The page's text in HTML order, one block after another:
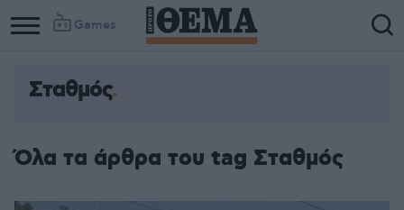
Games
Σταθμός
Όλα τα άρθρα του tag Σταθμός